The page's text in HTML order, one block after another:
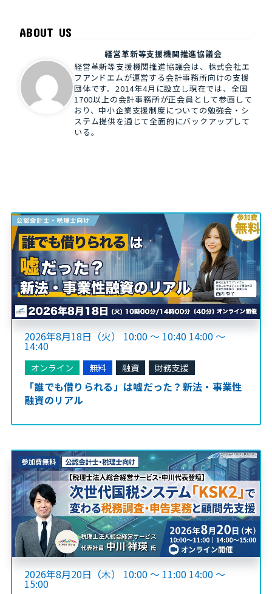
ABOUT US
経営革新等支援機関推進協議会
経営革新等支援機関推進協議会は、株式会社エ
フアンドエムが運営する会計事務所向けの支援
団体です。2014年4月に設立し現在では、全国
1700以上の会計事務所が正会員として参画して
おり、中小企業支援制度についての勉強会・シ
ステム提供を通じて全面的にバックアップして
いる。
2026年8月18日（火） 10:00 ～ 10:40 14:00 ～
14:40
オンライン 無料 融資 財務支援
「誰でも借りられる」は嘘だった？新法・事業性
融資のリアル
2026年8月20日（木） 10:00 ～ 11:00 14:00 ～
15:00